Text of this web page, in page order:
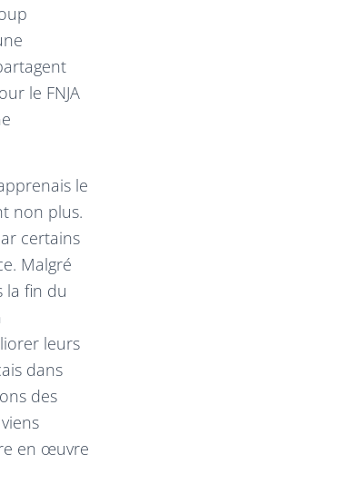
le FNJA
le
non plus.
certains
Malgré
la fin du
leurs
dans
des
en œuvre